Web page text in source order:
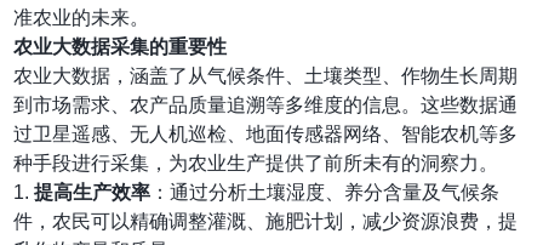
准农业的未来。
农业大数据采集的重要性
农业大数据，涵盖了从气候条件、土壤类型、作物生长周期
到市场需求、农产品质量追溯等多维度的信息。这些数据通
过卫星遥感、无人机巡检、地面传感器网络、智能农机等多
种手段进行采集，为农业生产提供了前所未有的洞察力。
1.提高生产效率 ：通过分析土壤湿度、养分含量及气候条
件，农民可以精确调整灌溉、施肥计划，减少资源浪费，提